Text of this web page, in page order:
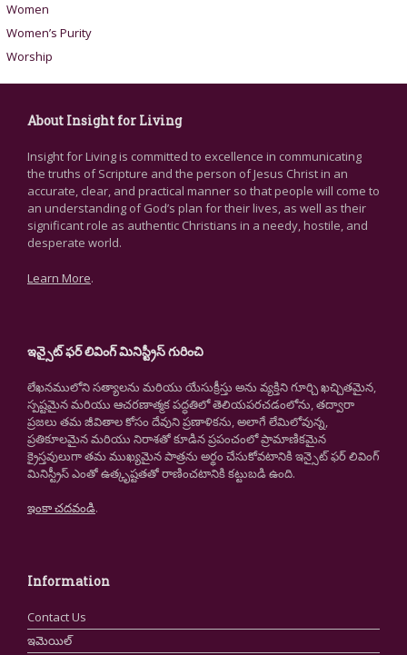
Women
Women’s Purity
Worship
About Insight for Living
Insight for Living is committed to excellence in communicating
the truths of Scripture and the person of Jesus Christ in an
accurate, clear, and practical manner so that people will come to
an understanding of God’s plan for their lives, as well as their
significant role as authentic Christians in a needy, hostile, and
desperate world.
Learn More.
ఇన్సైట్ ఫర్ లివింగ్ మినిస్ట్రీస్ గురించి
లేఖనములోని సత్యాలను మరియు యేసుక్రీస్తు అను వ్యక్తిని గూర్చి ఖచ్చితమైన,
స్పష్టమైన మరియు ఆచరణాత్మక పద్ధతిలో తెలియపరచడంలోను, తద్వారా
ప్రజలు తమ జీవితాల కోసం దేవుని ప్రణాళికను, అలాగే లేమిలోవున్న,
ప్రతికూలమైన మరియు నిరాశతో కూడిన ప్రపంచంలో ప్రామాణికమైన
క్రైస్తవులుగా తమ ముఖ్యమైన పాత్రను అర్థం చేసుకోవటానికి ఇన్సైట్ ఫర్ లివింగ్
మినిస్ట్రీస్ ఎంతో ఉత్కృష్టతతో రాణించటానికి కట్టుబడి ఉంది.
ఇంకా చదవండి.
Information
Contact Us
ఇమెయిల్